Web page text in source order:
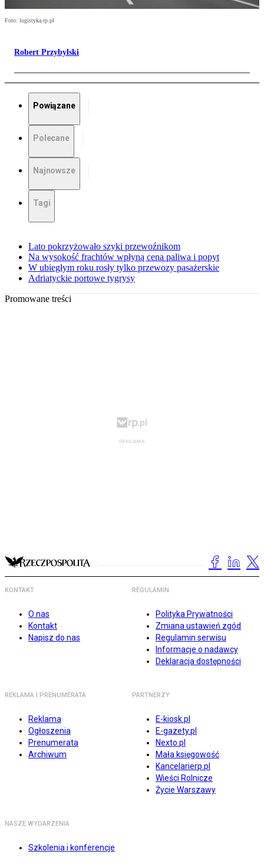
Foto: logistyka.rp.pl
Robert Przybylski
Powiązane
Polecane
Najnowsze
Tagi
Lato pokrzyżowało szyki przewoźnikom
Na wysokość frachtów wpłyną cena paliwa i popyt
W ubiegłym roku rosły tylko przewozy pasażerskie
Adriatyckie portowe tygrysy
Promowane treści
KONTAKT
O nas
Kontakt
Napisz do nas
REGULAMIN
Polityka Prywatności
Zmiana ustawień zgód
Regulamin serwisu
Informacje o nadawcy
Deklaracja dostępności
REKLAMA I PRENUMERATA
Reklama
Ogłoszenia
Prenumerata
Archiwum
PARTNERZY
E-kiosk.pl
E-gazety.pl
Nexto.pl
Mała księgowość
Kancelarierp.pl
Wieści Rolnicze
Życie Warszawy
NASZE WYDARZENIA
Szkolenia i konferencje